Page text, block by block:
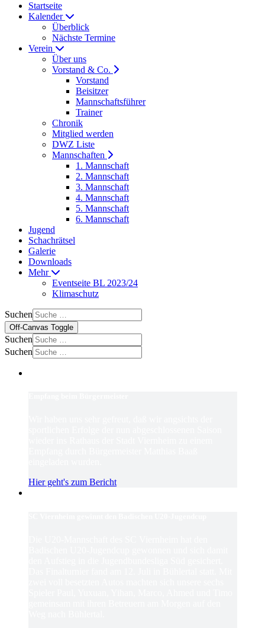
Startseite
Kalender
Überblick
Nächste Termine
Verein
Über uns
Vorstand & Co.
Vorstand
Beisitzer
Mannschaftsführer
Trainer
Chronik
Mitglied werden
DWZ Liste
Mannschaften
1. Mannschaft
2. Mannschaft
3. Mannschaft
4. Mannschaft
5. Mannschaft
6. Mannschaft
Jugend
Schachrätsel
Galerie
Downloads
Mehr
Eventseite BL 2023/24
Klimaschutz
Suchen
Off-Canvas Toggle
Suchen
Suchen
Hier geht's zum Bericht